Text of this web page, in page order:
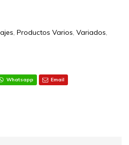
, Productos Varios, Variados,
Whatsapp Email